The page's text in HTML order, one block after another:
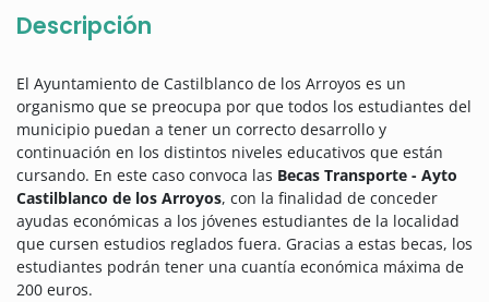
Descripción
El Ayuntamiento de Castilblanco de los Arroyos es un
organismo que se preocupa por que todos los estudiantes del
municipio puedan a tener un correcto desarrollo y
continuación en los distintos niveles educativos que están
cursando. En este caso convoca las Becas Transporte - Ayto
Castilblanco de los Arroyos, con la finalidad de conceder
ayudas económicas a los jóvenes estudiantes de la localidad
que cursen estudios reglados fuera. Gracias a estas becas, los
estudiantes podrán tener una cuantía económica máxima de
200 euros.